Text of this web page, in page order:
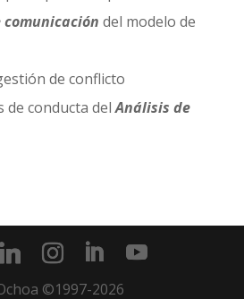
del modelo de
de conflicto
de conducta delAnálisis de
©1997-2026